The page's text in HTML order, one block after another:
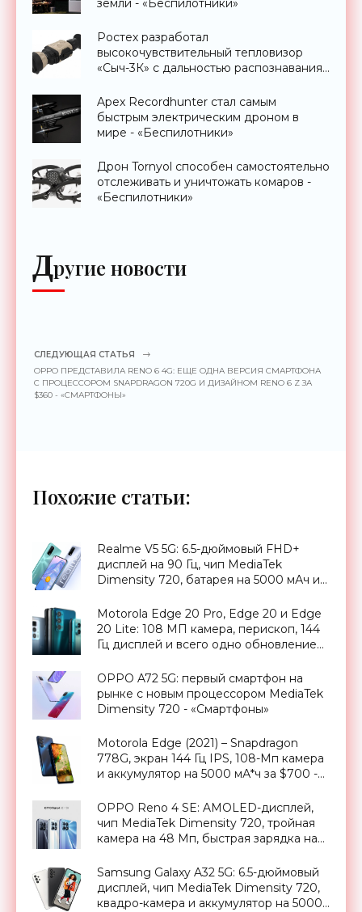
земли - «Беспилотники»
Ростех разработал
высокочувствительный тепловизор
«Сыч-3К» с дальностью распознавания
Apex Recordhunter стал самым
быстрым электрическим дроном в
мире - «Беспилотники»
Дрон Tornyol способен самостоятельно
отслеживать и уничтожать комаров -
«Беспилотники»
Другие новости
СЛЕДУЮЩАЯ СТАТЬЯ
OPPO ПРЕДСТАВИЛА RENO 6 4G: ЕЩЕ ОДНА ВЕРСИЯ СМАРТФОНА
С ПРОЦЕССОРОМ SNAPDRAGON 720G И ДИЗАЙНОМ RENO 6 Z ЗА
$360 - «СМАРТФОНЫ»
Похожие статьи:
Realme V5 5G: 6.5-дюймовый FHD+
дисплей на 90 Гц, чип MediaTek
Dimensity 720, батарея на 5000 мАч и
Motorola Edge 20 Pro, Edge 20 и Edge
20 Lite: 108 МП камера, перископ, 144
Гц дисплей и всего одно обновление
«Смартфоны»
OPPO A72 5G: первый смартфон на
рынке с новым процессором MediaTek
Dimensity 720 - «Смартфоны»
Motorola Edge (2021) – Snapdragon
778G, экран 144 Гц IPS, 108-Мп камера
и аккумулятор на 5000 мА*ч за $700 -
OPPO Reno 4 SE: AMOLED-дисплей,
чип MediaTek Dimensity 720, тройная
камера на 48 Мп, быстрая зарядка на
Samsung Galaxy A32 5G: 6.5-дюймовый
дисплей, чип MediaTek Dimensity 720,
квадро-камера и аккумулятор на 5000